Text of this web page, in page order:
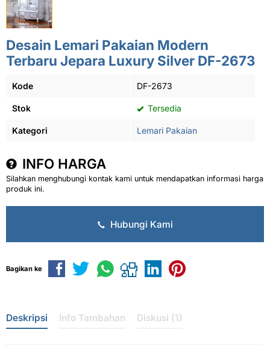
Desain Lemari Pakaian Modern
Terbaru Jepara Luxury Silver DF-2673
Kode DF-2673
Stok Tersedia
Kategori Lemari Pakaian
INFO HARGA
Silahkan menghubungi kontak kami untuk mendapatkan informasi harga
produk ini.
Hubungi Kami
Bagikan ke
Deskripsi Info Tambahan Diskusi (1)